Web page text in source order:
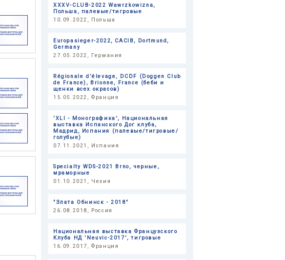
XXXV-CLUB-2022 Wawrzkowizna,
Польша, палевые/тигровые
10.09.2022, Польша
Europasieger-2022, CACIB, Dortmund,
Germany
27.05.2022, Германия
Régionale d'élevage, DCDF (Doggen Club
de France), Brionne, France (беби и
щенки всех окрасов)
15.05.2022, Франция
'XLI - Монографика', Национальная
выставка Испанского Дог клуба,
Мадрид, Испания (палевые/тигровые/
голубые)
07.11.2021, Испания
Specialty WDS-2021 Brno, черные,
мраморные
01.10.2021, Чехия
"Злата Обнинск - 2018"
26.08.2018, Россия
Национальная выставка Французского
Клуба НД 'Neuvic-2017', тигровые
16.09.2017, Франция